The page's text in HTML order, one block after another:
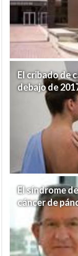
El cribado de
debajo de
El síndrome
cáncer de